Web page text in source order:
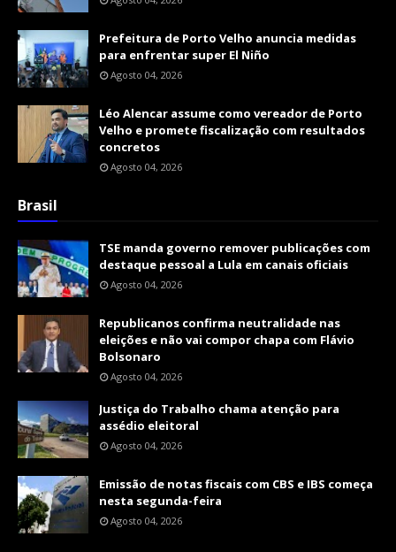
Prefeitura de Porto Velho anuncia medidas
para enfrentar super El Niño
Agosto 04, 2026
Léo Alencar assume como vereador de Porto
Velho e promete fiscalização com resultados
concretos
Agosto 04, 2026
Brasil
TSE manda governo remover publicações com
destaque pessoal a Lula em canais oficiais
Agosto 04, 2026
Republicanos confirma neutralidade nas
eleições e não vai compor chapa com Flávio
Bolsonaro
Agosto 04, 2026
Justiça do Trabalho chama atenção para
assédio eleitoral
Agosto 04, 2026
Emissão de notas fiscais com CBS e IBS começa
nesta segunda-feira
Agosto 04, 2026